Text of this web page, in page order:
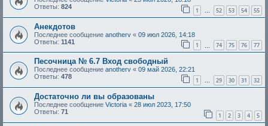
Ответы: 824 1 … 52 53 54 55
Анекдотов
Последнее сообщение anotherv « 09 июл 2026, 14:18
Ответы: 1141 1 74 75 76 77
Песочница № 6.7 Вход свободный
Последнее сообщение anotherv « 09 май 2026, 22:21
Ответы: 478 1 … 29 30 31 32
Достаточно ли вы образованы
Последнее сообщение Victoria « 28 июл 2023, 17:50
Ответы: 71 1 2 3 4 5